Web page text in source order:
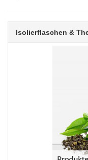
Isolierflaschen &